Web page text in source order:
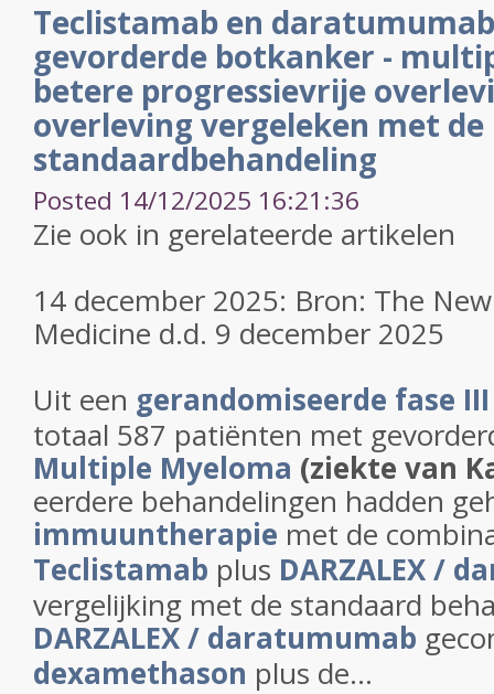
Teclistamab en
gevorderde botkanker -
betere progressievrije
overleving vergeleken met de
standaardbehandeling
Posted 14/12/2025 16:21:36
Zie ook in gerelateerde artikelen
14 december 2025: Bron: The
Medicine d.d. 9 december 2025
Uit een gerandomiseerde fase
totaal 587 patiënten met
Multiple Myeloma (ziekte van
eerdere behandelingen hadden
immuuntherapie met de
Teclistamab plus DARZALEX /
vergelijking met de standaard
DARZALEX / daratumumab
dexamethason plus de...